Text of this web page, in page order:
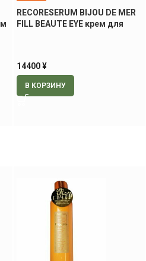
RECORESERUM BIJOU DE MER
FILL BEAUTE EYE крем для
14400¥
В КОРЗИНУ